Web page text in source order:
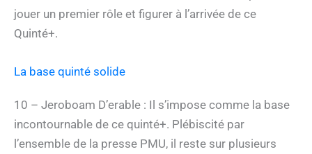
jouer un premier rôle et figurer à l’arrivée de ce
Quinté+.
La base quinté solide
10 – Jeroboam D’erable : Il s’impose comme la base
incontournable de ce quinté+. Plébiscité par
l’ensemble de la presse PMU, il reste sur plusieurs